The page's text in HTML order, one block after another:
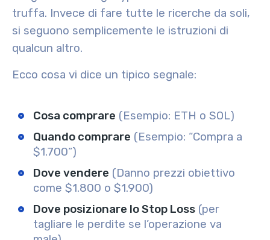
truffa. Invece di fare tutte le ricerche da soli,
si seguono semplicemente le istruzioni di
qualcun altro.
Ecco cosa vi dice un tipico segnale:
Cosa comprare (Esempio: ETH o SOL)
Quando comprare (Esempio: “Compra a
$1.700”)
Dove vendere (Danno prezzi obiettivo
come $1.800 o $1.900)
Dove posizionare lo Stop Loss (per
tagliare le perdite se l’operazione va